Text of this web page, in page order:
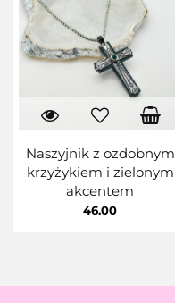
Naszyjnik z ozdobnym
krzyżykiem i zielonym
akcentem
46.00